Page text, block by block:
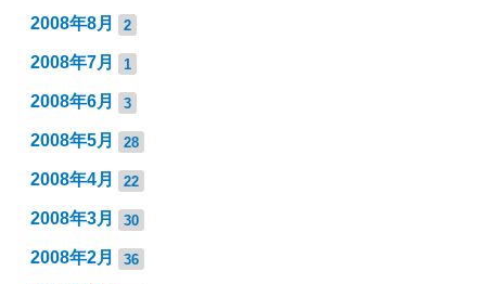
2008年8月 2
2008年7月 1
2008年6月 3
2008年5月 28
2008年4月 22
2008年3月 30
2008年2月 36